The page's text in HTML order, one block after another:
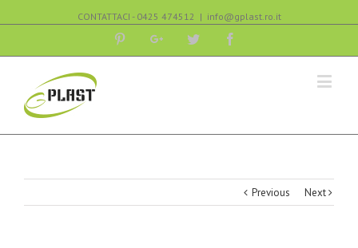
CONTATTACI - 0425 474512 | info@gplast.ro.it
PinterestGoogle+Twitter
Previous Next